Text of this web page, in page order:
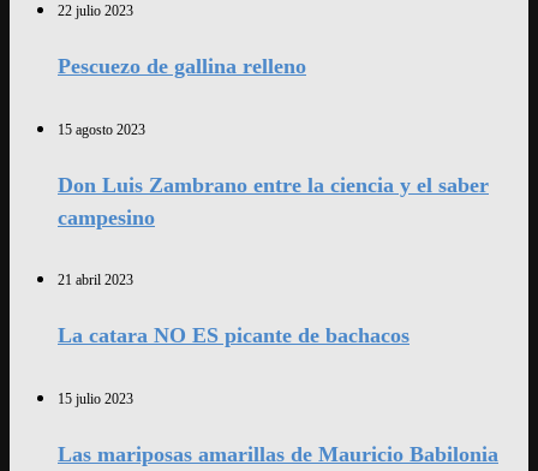
22 julio 2023
Pescuezo de gallina relleno
15 agosto 2023
Don Luis Zambrano entre la ciencia y el saber
campesino
21 abril 2023
La catara NO ES picante de bachacos
15 julio 2023
Las mariposas amarillas de Mauricio Babilonia